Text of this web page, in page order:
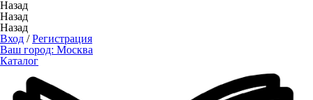
Назад
Назад
Назад
Вход /Регистрация
Ваш город: Москва
Каталог